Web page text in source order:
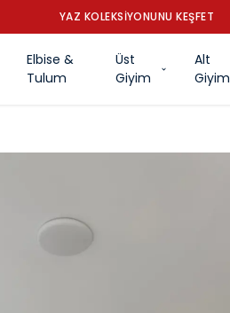
YAZ KOLEKSİYONUNU KEŞFET
Elbise &
Tulum
Üst
Giyim
Alt
Giyim